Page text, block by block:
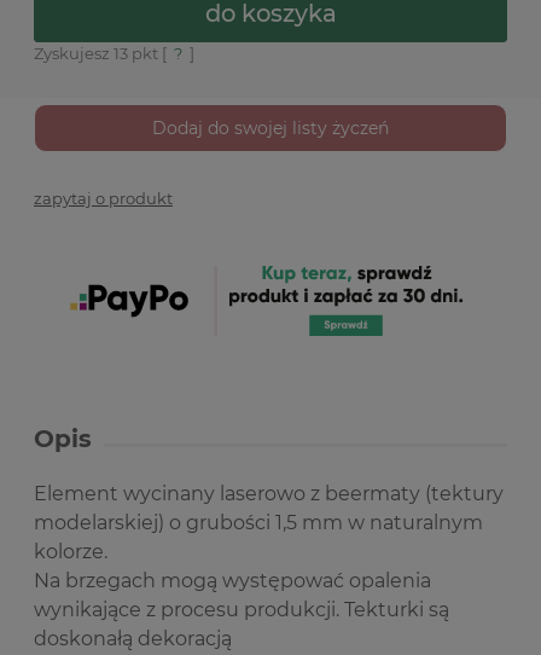
do koszyka
Zyskujesz 13 pkt [ ? ]
Dodaj do swojej listy życzeń
zapytaj o produkt
Opis
Element wycinany laserowo z beermaty (tektury
modelarskiej) o grubości 1,5 mm w naturalnym
kolorze.
Na brzegach mogą występować opalenia
wynikające z procesu produkcji. Tekturki są
doskonałą dekoracją